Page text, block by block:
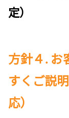
定）
方針４. お
すくご説
応）